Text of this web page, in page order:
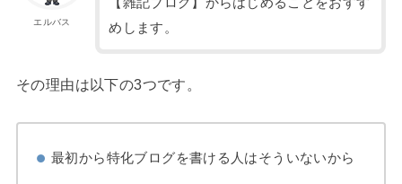
エルバス
めします。
その理由は以下の3つです。
最初から特化ブログを書ける人はそういないから